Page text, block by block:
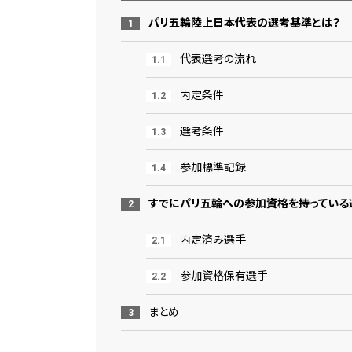
パリ五輪陸上日本代表の選考基準とは？
代表選考の流れ
内定条件
選考条件
参加標準記録
すでにパリ五輪への参加資格を持っている
内定済み選手
参加資格保有選手
まとめ